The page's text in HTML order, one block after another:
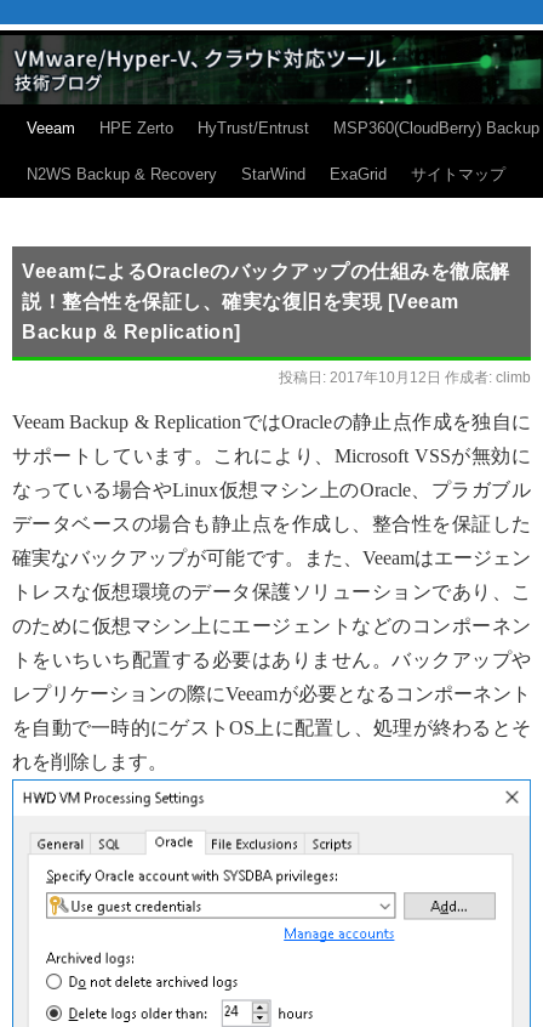
Veeam HPE Zerto HyTrust/Entrust MSP360(CloudBerry) Backup
N2WS Backup & Recovery StarWind ExaGrid サイトマップ
VeeamによるOracleのバックアップの仕組みを徹底解
説！整合性を保証し、確実な復旧を実現 [Veeam
Backup & Replication]
投稿日: 2017年10月12日 作成者: climb
Veeam Backup & ReplicationではOracleの静止点作成を独自に
サポートしています。これにより、Microsoft VSSが無効に
なっている場合やLinux仮想マシン上のOracle、プラガブル
データベースの場合も静止点を作成し、整合性を保証した
確実なバックアップが可能です。また、Veeamはエージェン
トレスな仮想環境のデータ保護ソリューションであり、こ
のために仮想マシン上にエージェントなどのコンポーネン
トをいちいち配置する必要はありません。バックアップや
レプリケーションの際にVeeamが必要となるコンポーネント
を自動で一時的にゲストOS上に配置し、処理が終わるとそ
れを削除します。